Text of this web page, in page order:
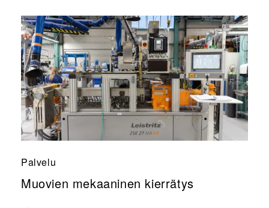
Palvelu
Muovien mekaaninen kierrätys